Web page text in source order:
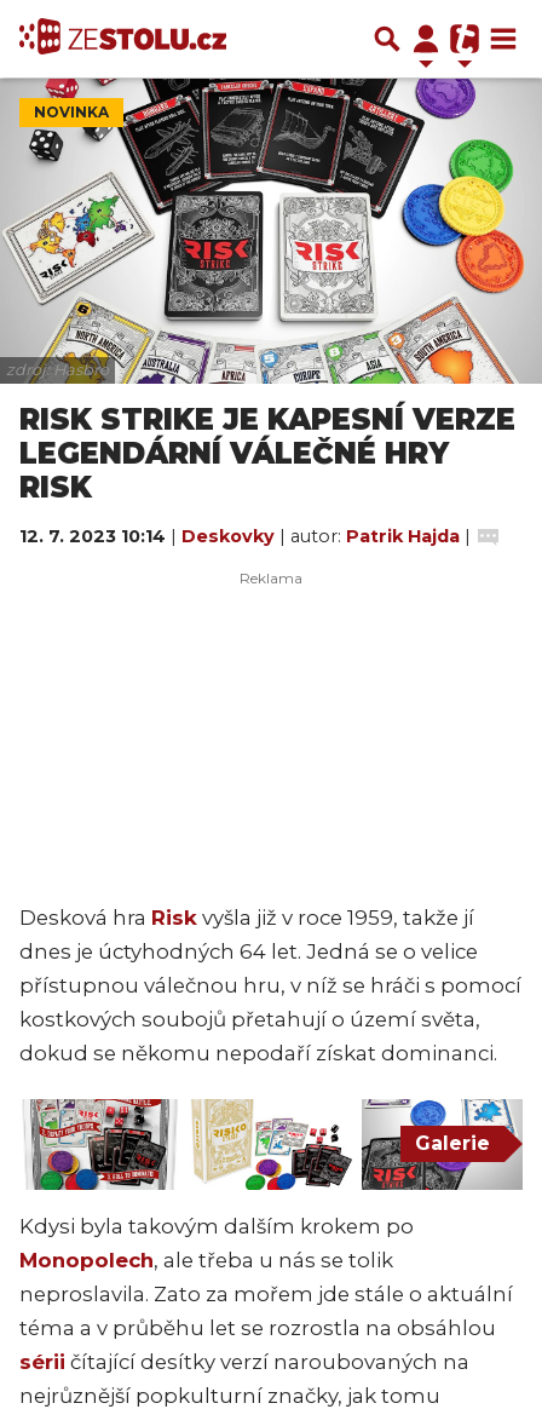
NOVINKA
zdroj: Hasbro
RISK STRIKE JE KAPESNÍ VERZE
LEGENDÁRNÍ VÁLEČNÉ HRY
RISK
12. 7. 2023 10:14 | Deskovky | autor: Patrik Hajda |
Desková hra Risk vyšla již v roce 1959, takže jí
dnes je úctyhodných 64 let. Jedná se o velice
přístupnou válečnou hru, v níž se hráči s pomocí
kostkových soubojů přetahují o území světa,
dokud se někomu nepodaří získat dominanci.
Galerie
Kdysi byla takovým dalším krokem po
Monopolech, ale třeba u nás se tolik
neproslavila. Zato za mořem jde stále o aktuální
téma a v průběhu let se rozrostla na obsáhlou
sérii čítající desítky verzí naroubovaných na
nejrůznější popkulturní značky, jak tomu